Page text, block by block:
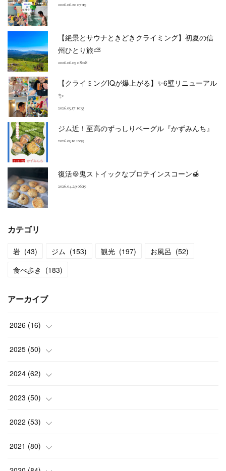
2026.06.20 07:19
【絶景とサウナときどきクライミング】初夏の信
州ひとり旅⛅
2026.06.09 08:08
【クライミングIQが爆上がる】✨6壁リニューアル
✨
2026.05.17 10:55
ジム近！至高のずっしりベーグル『かずみんち』
2026.05.10 10:39
復活🍪鬼ストイックなプロテインスコーン🍯
2026.04.29 06:19
カテゴリ
岩 (43) ジム (153) 観光 (197) お風呂 (52)
食べ歩き (183)
アーカイブ
2026 (16)
(2)
(2)
(3)
(3)
)
2025 (50)
(3)
(4)
(4)
(4)
)
2024 (62)
(6)
(5)
(6)
( 6)
2023 (50)
(7)
(5)
(5)
2022 (53)
(4)
(5)
2021 (80)